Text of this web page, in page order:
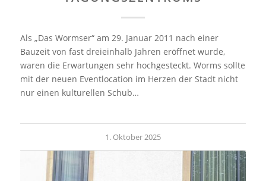
Als „Das Wormser“ am 29. Januar 2011 nach einer
Bauzeit von fast dreieinhalb Jahren eröffnet wurde,
waren die Erwartungen sehr hochgesteckt. Worms sollte
mit der neuen Eventlocation im Herzen der Stadt nicht
nur einen kulturellen Schub…
1. Oktober 2025